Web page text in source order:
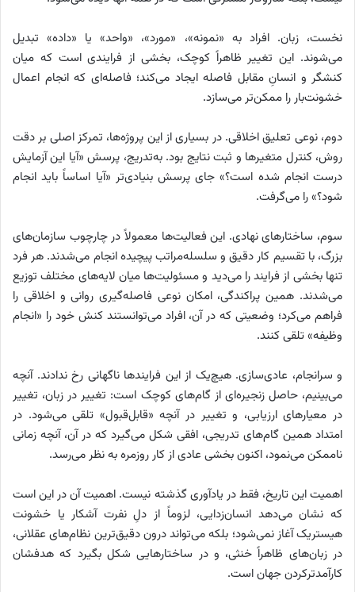
نخست، زبان. افراد به «نمونه»، «مورد»، «واحد» یا «داده» تبدیل
می‌شوند. این تغییر ظاهراً کوچک، بخشی از فرایندی است که میان
کنشگر و انسانِ مقابل فاصله ایجاد می‌کند؛ فاصله‌ای که انجام اعمال
خشونت‌بار را ممکن‌تر می‌سازد.
دوم، نوعی تعلیق اخلاقی. در بسیاری از این پروژه‌ها، تمرکز اصلی بر دقت
روش، کنترل متغیرها و ثبت نتایج بود. به‌تدریج، پرسش «آیا این آزمایش
درست انجام شده است؟» جای پرسش بنیادی‌تر «آیا اساساً باید انجام
شود؟» را می‌گرفت.
سوم، ساختارهای نهادی. این فعالیت‌ها معمولاً در چارچوب سازمان‌های
بزرگ، با تقسیم کار دقیق و سلسله‌مراتب پیچیده انجام می‌شدند. هر فرد
تنها بخشی از فرایند را می‌دید و مسئولیت‌ها میان لایه‌های مختلف توزیع
می‌شدند. همین پراکندگی، امکان نوعی فاصله‌گیری روانی و اخلاقی را
فراهم می‌کرد؛ وضعیتی که در آن، افراد می‌توانستند کنش خود را «انجام
وظیفه» تلقی کنند.
و سرانجام، عادی‌سازی. هیچ‌یک از این فرایندها ناگهانی رخ ندادند. آنچه
می‌بینیم، حاصل زنجیره‌ای از گام‌های کوچک است: تغییر در زبان، تغییر
در معیارهای ارزیابی، و تغییر در آنچه «قابل‌قبول» تلقی می‌شود. در
امتداد همین گام‌های تدریجی، افقی شکل می‌گیرد که در آن، آنچه زمانی
ناممکن می‌نمود، اکنون بخشی عادی از کار روزمره به نظر می‌رسد.
اهمیت این تاریخ، فقط در یادآوری گذشته نیست. اهمیت آن در این است
که نشان می‌دهد انسان‌زدایی، لزوماً از دلِ نفرت آشکار یا خشونت
هیستریک آغاز نمی‌شود؛ بلکه می‌تواند درون دقیق‌ترین نظام‌های عقلانی،
در زبان‌های ظاهراً خنثی، و در ساختارهایی شکل بگیرد که هدفشان
کارآمدترکردن جهان است.